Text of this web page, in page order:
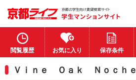
閲覧履歴 お気に入り 保存条件
Ｖｉｎｅ Ｏａｋ Ｎｏｃｈｅ